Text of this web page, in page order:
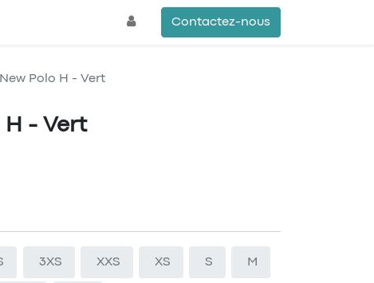
Contactez-nous
Polo H - Vert
H - Vert
3XS XXS XS S M